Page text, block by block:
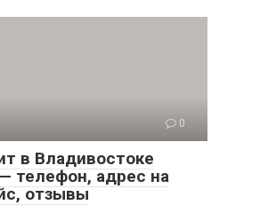
0
в Владивостоке
телефон, адрес на
отзывы